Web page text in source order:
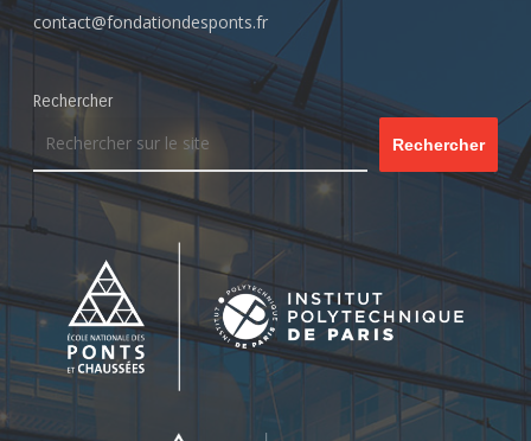
contact@fondationdesponts.fr
Rechercher
Rechercher